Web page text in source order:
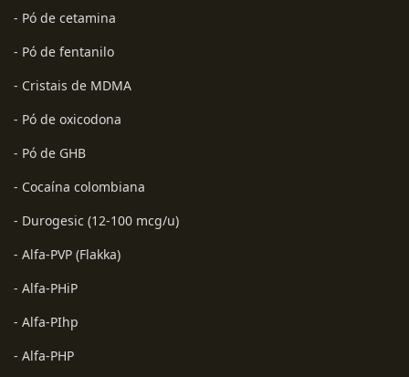
- Pó de cetamina
- Pó de fentanilo
- Cristais de MDMA
- Pó de oxicodona
- Pó de GHB
- Cocaína colombiana
- Durogesic (12-100 mcg/u)
- Alfa-PVP (Flakka)
- Alfa-PHiP
- Alfa-PIhp
- Alfa-PHP